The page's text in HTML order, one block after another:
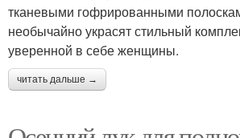
тканевыми гофрированными
необычайно украсят стильный
уверенной в себе женщины.
читать дальше →